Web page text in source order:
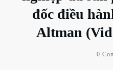
đốc điều
Altman
0